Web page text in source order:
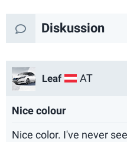
Diskussion
Leaf AT
Nice colour
Nice color. I've never